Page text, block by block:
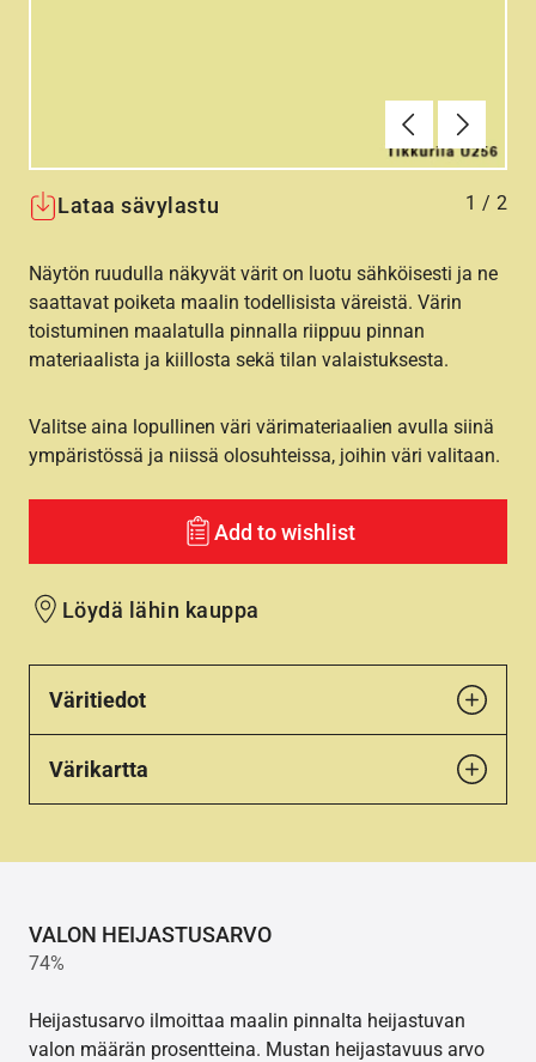
Edellinen
Lataa sävylastu 1 / 2
Näytön ruudulla näkyvät värit on luotu sähköisesti ja ne
saattavat poiketa maalin todellisista väreistä. Värin
toistuminen maalatulla pinnalla riippuu pinnan
materiaalista ja kiillosta sekä tilan valaistuksesta.
Valitse aina lopullinen väri värimateriaalien avulla siinä
ympäristössä ja niissä olosuhteissa, joihin väri valitaan.
Add to wishlist
Löydä lähin kauppa
Väritiedot
Värikartta
VALON HEIJASTUSARVO
74%
Heijastusarvo ilmoittaa maalin pinnalta heijastuvan
valon määrän prosentteina. Mustan heijastavuus arvo